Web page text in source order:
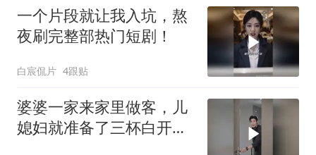
一个片段就让我入坑，熬
夜刷完整部热门短剧！
白宸侃片 4跟贴
婆婆一家来家里做客，儿
媳妇就准备了三杯白开